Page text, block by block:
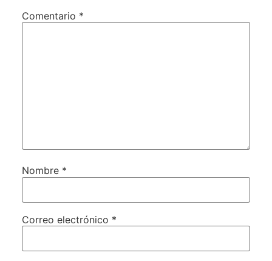
Comentario *
Nombre *
Correo electrónico *